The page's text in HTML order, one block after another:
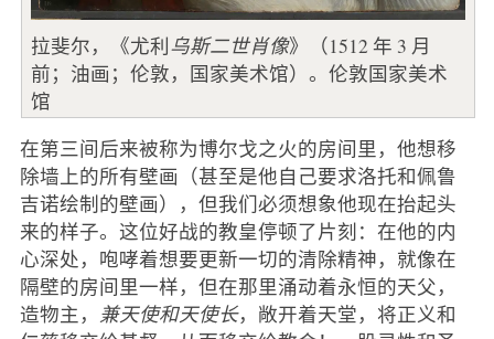
拉斐尔，《尤利乌斯二世肖像》（1512 年 3 月
前；油画；伦敦，国家美术馆）。伦敦国家美术
馆
在第三间后来被称为博尔戈之火的房间里，他想移
除墙上的所有壁画（甚至是他自己要求洛托和佩鲁
吉诺绘制的壁画），但我们必须想象他现在抬起头
来的样子。这位好战的教皇停顿了片刻：在他的内
心深处，咆哮着想要更新一切的清除精神，就像在
隔壁的房间里一样，但在那里涌动着永恒的天父，
造物主， 兼天使和天使长，敞开着天堂，将正义和